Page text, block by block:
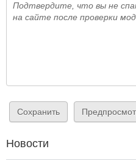
Подтвердите, что вы не
на сайте после проверки
Новости